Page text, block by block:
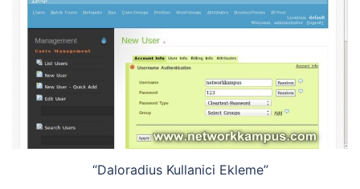
“Daloradius Kullanici Ekleme”